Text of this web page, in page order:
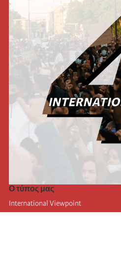
Ο τύπος μας
International Viewpoint